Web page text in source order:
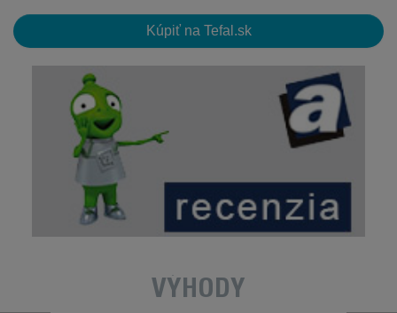
Kúpiť na Tefal.sk
VÝHODY